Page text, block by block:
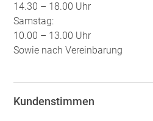
14.30 – 18.00 Uhr
Samstag:
10.00 – 13.00 Uhr
Sowie nach Vereinbarung
Kundenstimmen